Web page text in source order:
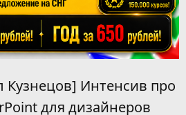
Интенсив про
для дизайнеров